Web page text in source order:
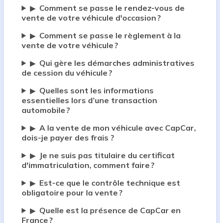
▶ Comment se passe le rendez-vous de
vente de votre véhicule d'occasion ?
▶ Comment se passe le règlement à la
vente de votre véhicule ?
▶ Qui gère les démarches administratives
de cession du véhicule ?
▶ Quelles sont les informations
essentielles lors d’une transaction
automobile ?
▶ A la vente de mon véhicule avec CapCar,
dois-je payer des frais ?
▶
Je ne suis pas titulaire du certificat
d'immatriculation, comment faire ?
▶ Est-ce que le contrôle technique est
obligatoire pour la vente ?
▶ Quelle est la présence de CapCar en
France ?